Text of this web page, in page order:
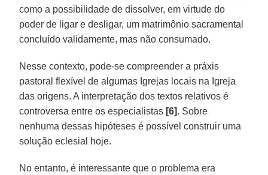
como a possibilidade de dissolver, em virtude do
poder de ligar e desligar, um matrimônio sacramental
concluído validamente, mas não consumado.
Nesse contexto, pode-se compreender a práxis
pastoral flexível de algumas Igrejas locais na Igreja
das origens. A interpretação dos textos relativos é
controversa entre os especialistas [6]. Sobre
nenhuma dessas hipóteses é possível construir uma
solução eclesial hoje.
No entanto, é interessante que o problema era